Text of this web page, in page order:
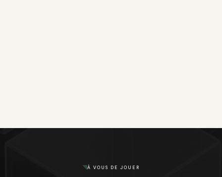
À VOUS DE JOUER